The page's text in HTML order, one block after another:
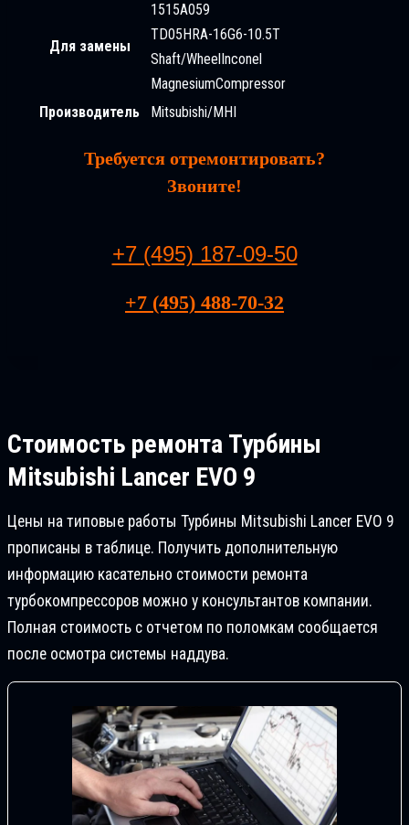
Для замены
1515A059
TD05HRA-16G6-10.5T
Shaft/WheelInconel
MagnesiumCompressor
Производитель
Mitsubishi/MHI
Требуется отремонтировать?
Звоните!
+7 (495) 187-09-50
+7 (495) 488-70-32
Стоимость ремонта Турбины
Mitsubishi Lancer EVO 9
Цены на типовые работы Турбины Mitsubishi Lancer EVO 9
прописаны в таблице. Получить дополнительную
информацию касательно стоимости ремонта
турбокомпрессоров можно у консультантов компании.
Полная стоимость с отчетом по поломкам сообщается
после осмотра системы наддува.